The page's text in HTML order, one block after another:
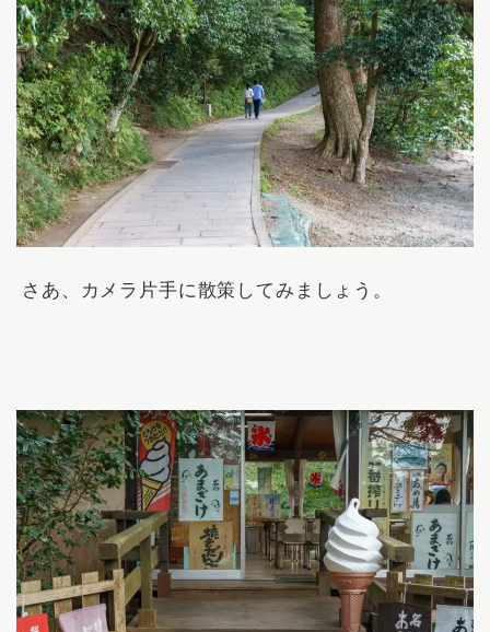
さあ、カメラ片手に散策してみましょう。